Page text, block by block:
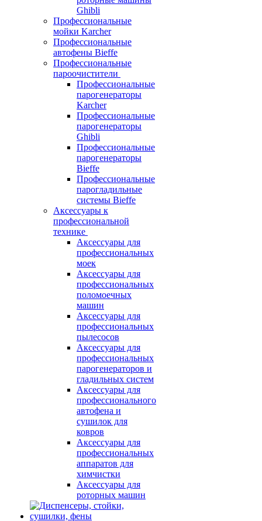
Ghibli
Профессиональные
мойки Karcher
Профессиональные
автофены Bieffe
Профессиональные
пароочистители
Профессиональные
парогенераторы
Karcher
Профессиональные
парогенераторы
Ghibli
Профессиональные
парогенераторы
Bieffe
Профессиональные
парогладильные
системы Bieffe
Аксессуары к
профессиональной
технике
Аксессуары для
профессиональных
моек
Аксессуары для
профессиональных
поломоечных
машин
Аксессуары для
профессиональных
пылесосов
Аксессуары для
профессиональных
парогенераторов и
гладильных систем
Аксессуары для
профессионального
автофена и
сушилок для
ковров
Аксессуары для
профессиональных
аппаратов для
химчистки
Аксессуары для
роторных машин